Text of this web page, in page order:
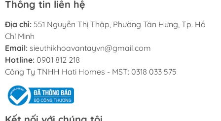
Thông tin liên hệ
Địa chỉ: 551 Nguyễn Thị Thập, Phường Tân Hưng, Tp. Hồ
Chí Minh
Email: sieuthikhoavantayvn@gmail.com
Hotline: 0901 812 218
Công Ty TNHH Hati Homes - MST: 0318 033 575